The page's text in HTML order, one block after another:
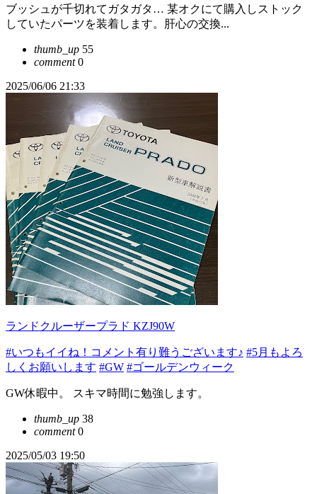
ブッシュが千切れてガタガタ… 某オクにて購入しストック
していたパーツを装着します。肝心の交換...
thumb_up 55
comment0
2025/06/06 21:33
ランドクルーザープラド KZJ90W
#いつもイイね！コメント有り難うございます♪ #5月もよろ
しくお願いします #GW #ゴールデンウィーク
GW休暇中。 スキマ時間に勉強します。
thumb_up 38
comment0
2025/05/03 19:50